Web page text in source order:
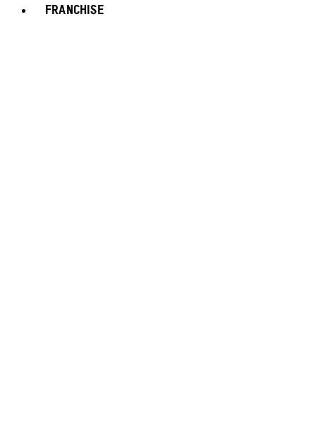
FRANCHISE